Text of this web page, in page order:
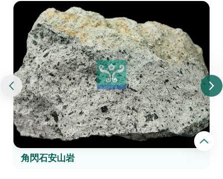
角閃石安山岩
回
頂
端